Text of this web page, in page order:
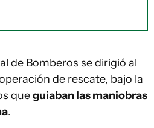
de Bomberos se dirigió al
de rescate, bajo la
queguiaban las maniobras
.